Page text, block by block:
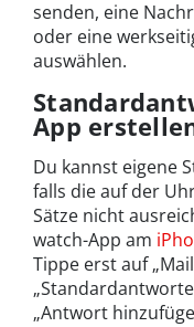
senden, eine
oder eine
auswählen.
App
Du kannst eigene
falls die auf der
Sätze nicht
watch-App am
Tippe erst auf
„Antwort